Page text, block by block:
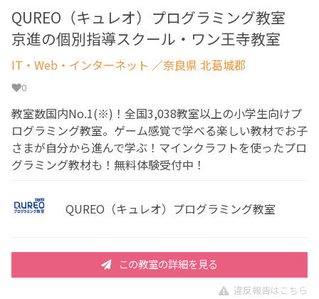
QUREO（キュレオ）プログラミング教室
京進の個別指導スクール・ワン王寺教室
IT・Web・インターネット ／奈良県 北葛城郡
0
教室数国内No.1(※)！全国3,038教室以上の小学生向けプ
ログラミング教室。ゲーム感覚で学べる楽しい教材でお子
さまが自分から進んで学ぶ！マインクラフトを使ったプロ
グラミング教材も！無料体験受付中！
QUREO（キュレオ）プログラミング教室
この教室の詳細を見る
違反報告はこちら